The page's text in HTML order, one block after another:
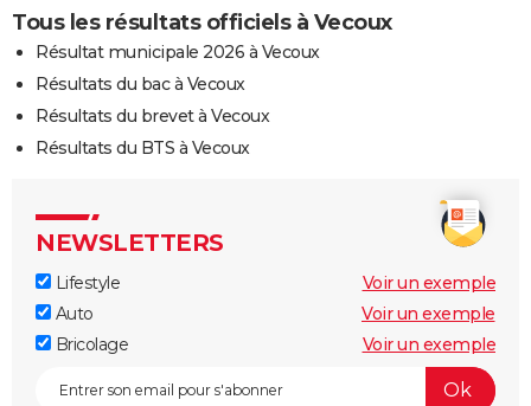
Tous les résultats officiels à Vecoux
Résultat municipale 2026 à Vecoux
Résultats du bac à Vecoux
Résultats du brevet à Vecoux
Résultats du BTS à Vecoux
NEWSLETTERS
Lifestyle
Voir un exemple
Auto
Voir un exemple
Bricolage
Voir un exemple